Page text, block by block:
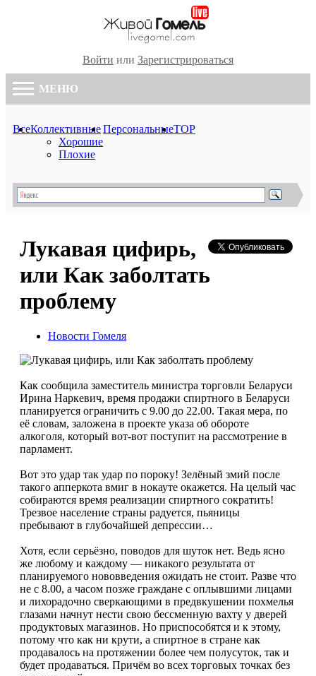
Войти или Зарегистрироваться
МЕНЮ
ВсеКоллективные
Хорошие
Плохие
ПерсональныеTOP
Лукавая цифирь,
или Как заболтать
проблему
Новости Гомеля
Как сообщила заместитель министра торговли Беларуси
Ирина Наркевич, время продажи спирт­ного в Беларуси
планируется ограничить с 9.00 до 22.00. Такая мера, по
её словам, заложена в про­екте указа об обороте
алкоголя, который вот-вот поступит на рассмотрение в
парламент.
Вот это удар так удар по пороку! Зелёный змий после
такого апперкота вмиг в нокауте окажет­ся. На целый час
собираются время реализации спиртного сократить!
Трезвое население страны радуется, пьяницы
пребывают в глубочайшей де­прессии…
Хотя, если серьёзно, поводов для шуток нет. Ведь ясно
же любому и каждому — никакого ре­зультата от
планируемого нововведения ожидать не стоит. Разве что
не с 8.00, а часом позже граж­дане с оплывшими лицами
и лихорадочно свер­кающими в предвкушении похмелья
глазами нач­нут нести свою бессменную вахту у дверей
про­дуктовых магазинов. Но приспособятся и к это­му,
потому что как ни крути, а спиртное в стране как
продавалось на протяжении более чем полу­суток, так и
будет продаваться. Причём во всех торговых точках без